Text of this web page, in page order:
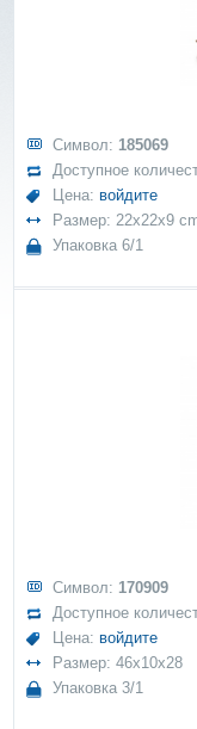
Символ: 185069
Доступное
Цена: войдите
Размер: 22x22x9
Упаковка 6/1
Символ: 170909
Доступное
Цена: войдите
Размер: 46x10x28
Упаковка 3/1